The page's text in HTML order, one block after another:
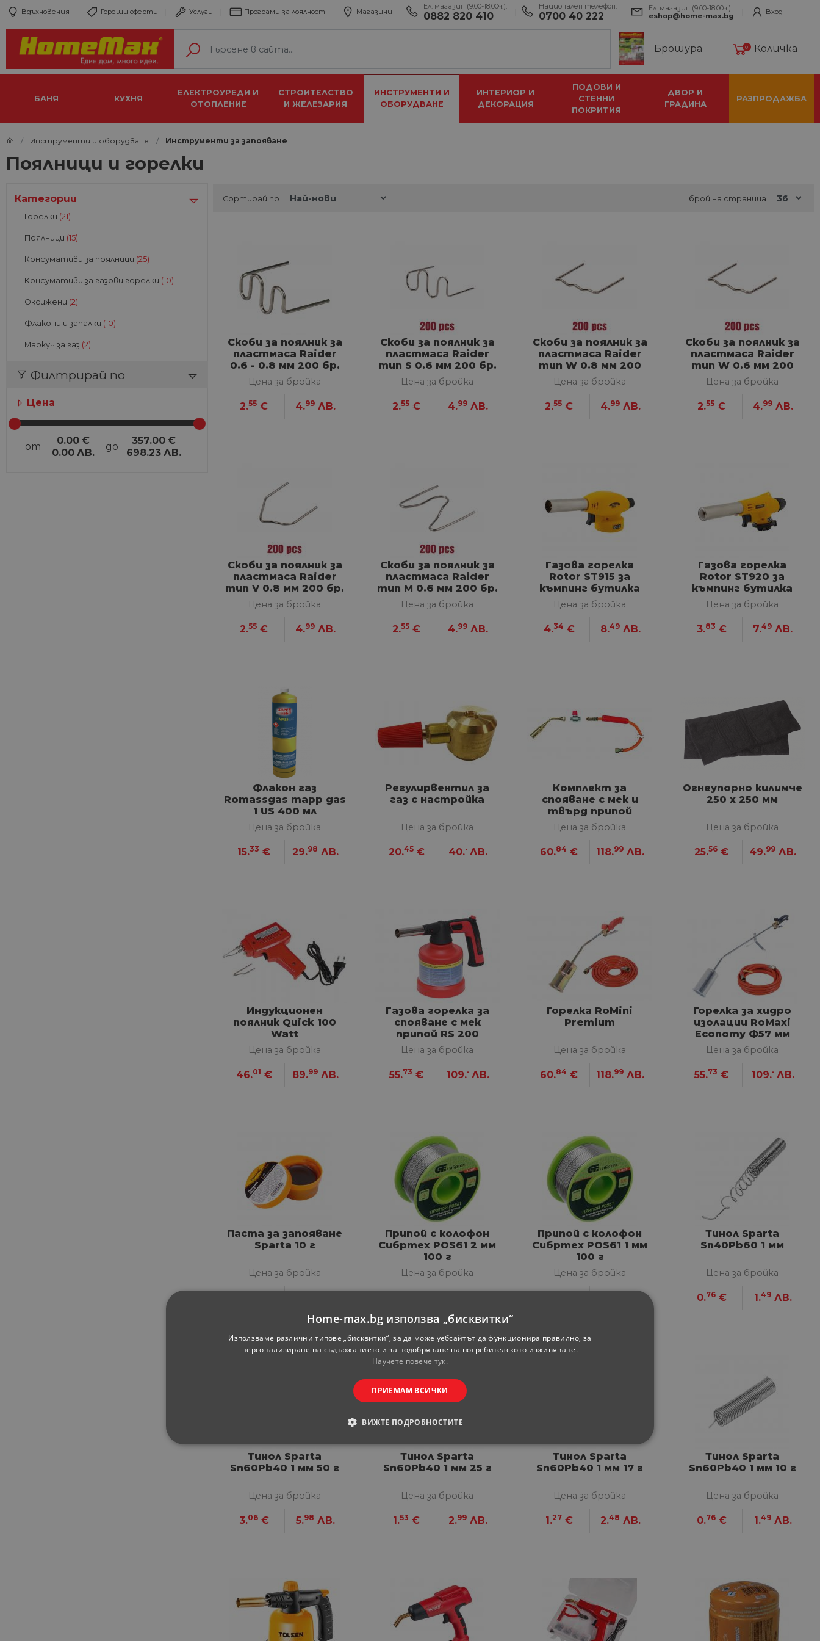
Вдъхновения Горещи оферти Услуги Програми за лоялност Магазини
Ел. магазин (9:00-18:00ч.):
0882 820 410
Национален телефон:
0700 40 222
Ел. магазин (9:00-18:00ч.):
eshop@home-max.bg
Вход
Брошура 0 Количка
БАНЯ КУХНЯ
ЕЛЕКТРОУРЕДИ И
ОТОПЛЕНИЕ
СТРОИТЕЛСТВО
И ЖЕЛЕЗАРИЯ
ИНСТРУМЕНТИ И
ОБОРУДВАНЕ
ИНТЕРИОР И
ДЕКОРАЦИЯ
ПОДОВИ И
СТЕННИ
ПОКРИТИЯ
ДВОР И
ГРАДИНА
РАЗПРОДАЖБА
Инструменти и оборудване Инструменти за запояване
Поялници и горелки
Категории
Горелки (21)
Поялници (15)
Консумативи за поялници (25)
Консумативи за газови горелки (10)
Оксижени (2)
Флакони и запалки (10)
Маркуч за газ (2)
Филтрирай по
Цена
от
0.00 €
0.00 ЛВ.
до
357.00 €
698.23 ЛВ.
Сортирай по брой на страница
Скоби за поялник за
пластмаса Raider
0.6 - 0.8 мм 200 бр.
Цена за бройка
2.55 € 4.99 ЛВ.
Скоби за поялник за
пластмаса Raider
тип S 0.6 мм 200 бр.
Цена за бройка
2.55 € 4.99 ЛВ.
Скоби за поялник за
пластмаса Raider
тип W 0.8 мм 200
бр.
Цена за бройка
2.55 € 4.99 ЛВ.
Скоби за поялник за
пластмаса Raider
тип W 0.6 мм 200
бр.
Цена за бройка
2.55 € 4.99 ЛВ.
Скоби за поялник за
пластмаса Raider
тип V 0.8 мм 200 бр.
Цена за бройка
2.55 € 4.99 ЛВ.
Скоби за поялник за
пластмаса Raider
тип М 0.6 мм 200 бр.
Цена за бройка
2.55 € 4.99 ЛВ.
Газова горелка
Rotor ST915 за
къмпинг бутилка
Цена за бройка
4.34 € 8.49 ЛВ.
Газова горелка
Rotor ST920 за
къмпинг бутилка
Цена за бройка
3.83 € 7.49 ЛВ.
Флакон газ
Romassgas mapp gas
1 US 400 мл
Цена за бройка
15.33 € 29.98 ЛВ.
Регулирвентил за
газ с настройка
Цена за бройка
20.45 € 40.- ЛВ.
Комплект за
спояване с мек и
твърд припой
Цена за бройка
60.84 € 118.99 ЛВ.
Огнеупорно килимче
250 x 250 мм
Цена за бройка
25.56 € 49.99 ЛВ.
Индукционен
поялник Quick 100
Watt
Цена за бройка
46.01 € 89.99 ЛВ.
Газова горелка за
спояване с мек
припой RS 200
Цена за бройка
55.73 € 109.- ЛВ.
Горелка RoMini
Premium
Цена за бройка
60.84 € 118.99 ЛВ.
Горелка за хидро
изолации RoMaxi
Economy Ф57 мм
Цена за бройка
55.73 € 109.- ЛВ.
Паста за запояване
Sparta 10 г
Цена за бройка
Припой с колофон
Сибртех POS61 2 мм
100 г
Цена за бройка
Припой с колофон
Сибртех POS61 1 мм
100 г
Цена за бройка
Тинол Sparta
Sn40Pb60 1 мм
Цена за бройка
0.76 € 1.49 ЛВ.
Тинол Sparta
Sn60Pb40 1 мм 50 г
Цена за бройка
3.06 € 5.98 ЛВ.
Тинол Sparta
Sn60Pb40 1 мм 25 г
Цена за бройка
1.53 € 2.99 ЛВ.
Тинол Sparta
Sn60Pb40 1 мм 17 г
Цена за бройка
1.27 € 2.48 ЛВ.
Тинол Sparta
Sn60Pb40 1 мм 10 г
Цена за бройка
0.76 € 1.49 ЛВ.
Home-max.bg използва „бисквитки“
Използваме различни типове „бисквитки“, за да може уебсайтът да функционира правилно, за
персонализиране на съдържанието и за подобряване на потребителското изживяване.
Научете повече тук.
ПРИЕМАМ ВСИЧКИ
ВИЖТЕ ПОДРОБНОСТИТЕ
Доставчик
Домейн
Cloudflare
Inc.
.onesignal.com
Тази бисквитка се използва за разграничаване между хората и ботовете.
Това е от полза за уебсайта, за да се правят валидни отчети за
използването на техния уебсайт.